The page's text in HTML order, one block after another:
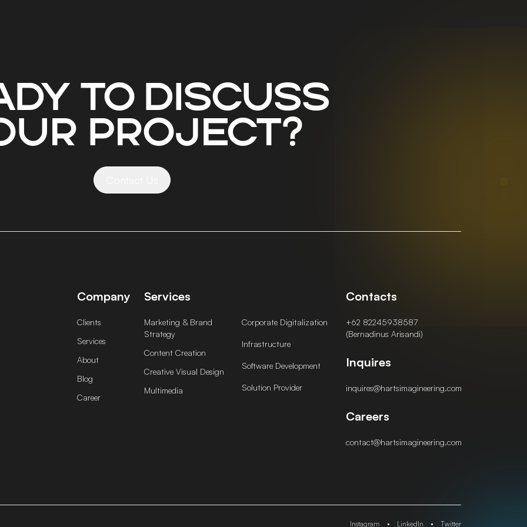
to discuss
project?
Company
Clients
Services
About
Blog
Career
Services
Marketing & Brand
Strategy
Content Creation
Creative Visual Design
Multimedia
Corporate Digitalization
Infrastructure
Software Development
Solution Provider
Contacts
+62 82245938587
(Bernadinus Arisandi)
Inquires
inquires@hartsimagineering.com
Careers
contact@hartsimagineering.com
Instagram • LinkedIn • Twitter